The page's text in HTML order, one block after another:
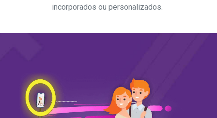
incorporados ou personalizados.